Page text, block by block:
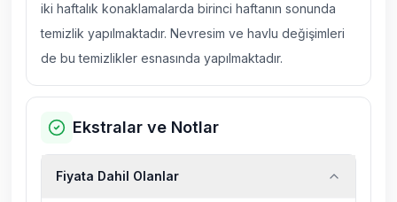
iki haftalık konaklamalarda birinci haftanın sonunda
temizlik yapılmaktadır. Nevresim ve havlu değişimleri
de bu temizlikler esnasında yapılmaktadır.
Ekstralar ve Notlar
Fiyata Dahil Olanlar